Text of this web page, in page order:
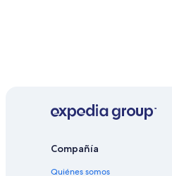
Compañía
Quiénes somos